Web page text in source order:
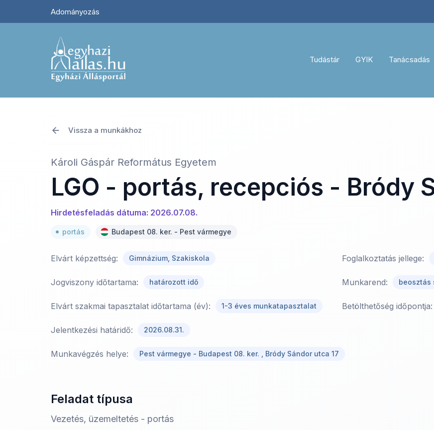
Adományozás
Tudástár GYIK Tanácsadás
Vissza a munkákhoz
Károli Gáspár Református Egyetem
LGO - portás, recepciós - Bródy
Hirdetésfeladás dátuma: 2026.07.08.
portás Budapest 08. ker. - Pest vármegye
Elvárt képzettség: Gimnázium, Szakiskola Foglalkoztatás jellege:
Jogviszony időtartama: határozott idő Munkarend: beosztás
Elvárt szakmai tapasztalat időtartama (év): 1-3 éves munkatapasztalat Betölthetőség időpontja:
Jelentkezési határidő: 2026.08.31.
Munkavégzés helye: Pest vármegye - Budapest 08. ker. , Bródy Sándor utca 17
Feladat típusa
Vezetés, üzemeltetés - portás